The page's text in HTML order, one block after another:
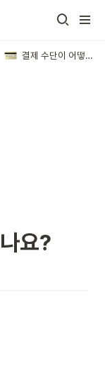
결제 수단이 어떻게 되나요?
요?